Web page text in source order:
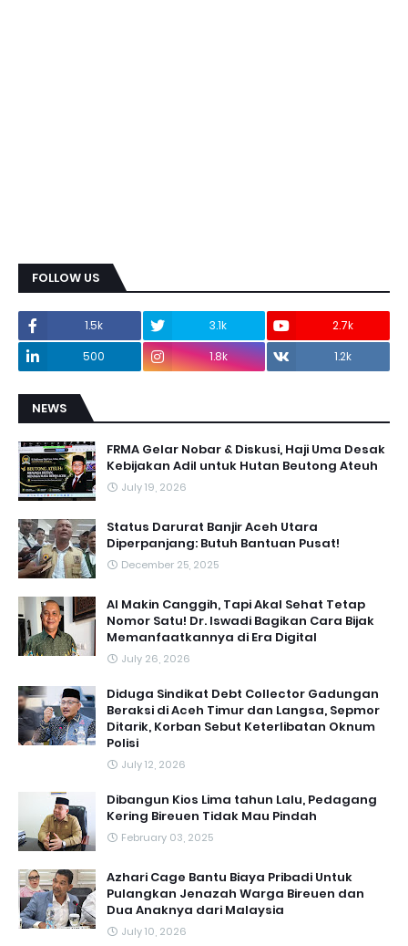
FOLLOW US
1.5k 3.1k
2.7k
500
1.8k 1.2k
NEWS
FRMA Gelar Nobar & Diskusi, Haji Uma Desak
Kebijakan Adil untuk Hutan Beutong Ateuh
July 19, 2026
Status Darurat Banjir Aceh Utara
Diperpanjang: Butuh Bantuan Pusat!
December 25, 2025
AI Makin Canggih, Tapi Akal Sehat Tetap
Nomor Satu! Dr. Iswadi Bagikan Cara Bijak
Memanfaatkannya di Era Digital
July 26, 2026
Diduga Sindikat Debt Collector Gadungan
Beraksi di Aceh Timur dan Langsa, Sepmor
Ditarik, Korban Sebut Keterlibatan Oknum
Polisi
July 12, 2026
Dibangun Kios Lima tahun Lalu, Pedagang
Kering Bireuen Tidak Mau Pindah
February 03, 2025
Azhari Cage Bantu Biaya Pribadi Untuk
Pulangkan Jenazah Warga Bireuen dan
Dua Anaknya dari Malaysia
July 10, 2026